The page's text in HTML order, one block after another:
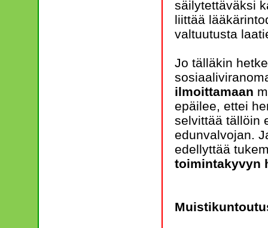
säilytettäväksi
liittää
valtuutusta
Jo tälläkin
ilmoittamaan
epäilee, ettei
selvittää tällöin
edunvalvojan.
edellyttää
toimintakyvyn